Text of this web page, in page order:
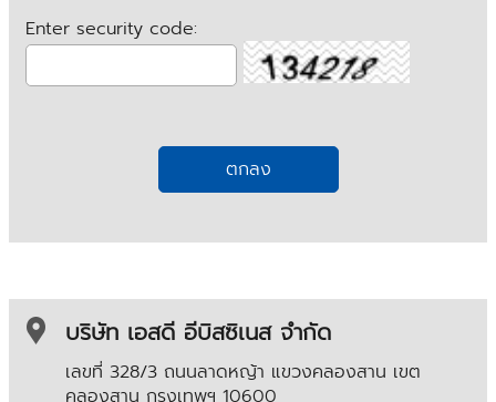
Enter security code:
บริษัท เอสดี อีบิสซิเนส จำกัด
เลขที่ 328/3 ถนนลาดหญ้า แขวงคลองสาน เขต